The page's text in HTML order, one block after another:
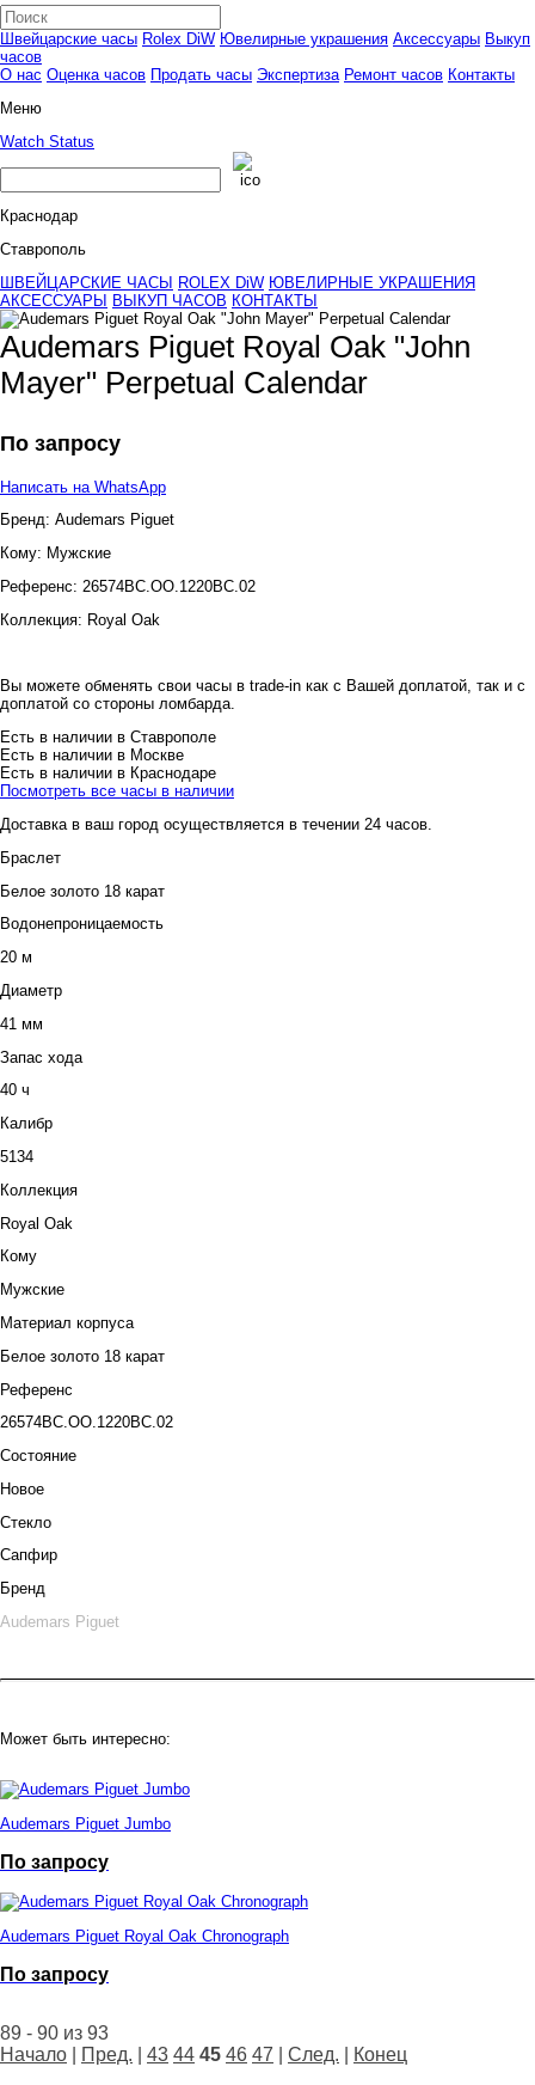
Швейцарские часы Rolex DiW Ювелирные украшения Аксессуары Выкуп
часов
О нас Оценка часов Продать часы Экспертиза Ремонт часов Контакты
Меню
Watch Status
Краснодар
Ставрополь
ШВЕЙЦАРСКИЕ ЧАСЫ
ROLEX DiW ЮВЕЛИРНЫЕ УКРАШЕНИЯ
АКСЕССУАРЫ
ВЫКУП ЧАСОВ КОНТАКТЫ
Audemars Piguet Royal Oak "John
Mayer" Perpetual Calendar
По запросу
Написать на WhatsApp
Бренд: Audemars Piguet
Кому: Мужские
Референс: 26574BC.OO.1220BC.02
Коллекция: Royal Oak
Вы можете обменять свои часы в trade-in как с Вашей доплатой, так и с
доплатой со стороны ломбарда.
Есть в наличии в Ставрополе
Есть в наличии в Москве
Есть в наличии в Краснодаре
Посмотреть все часы в наличии
Доставка в ваш город осуществляется в течении 24 часов.
Браслет
Белое золото 18 карат
Водонепроницаемость
20 м
Диаметр
41 мм
Запас хода
40 ч
Калибр
5134
Коллекция
Royal Oak
Кому
Мужские
Материал корпуса
Белое золото 18 карат
Референс
26574BC.OO.1220BC.02
Состояние
Новое
Стекло
Сапфир
Бренд
Audemars Piguet
Может быть интересно:
Audemars Piguet Jumbo
По запросу
Audemars Piguet Royal Oak Chronograph
По запросу
89 - 90 из 93
Начало
Пред. 43 44 45 46 47 След. Конец